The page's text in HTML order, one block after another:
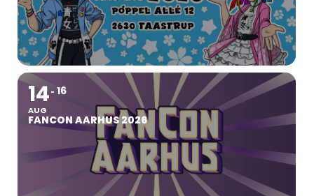
14
AUG
16
FANCON AARHUS 2026